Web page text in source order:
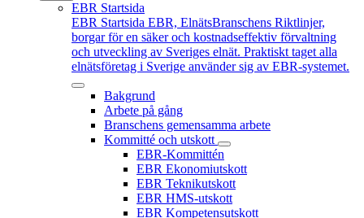
EBR Startsida
EBR Startsida EBR, ElnätsBranschens Riktlinjer,
borgar för en säker och kostnadseffektiv förvaltning
och utveckling av Sveriges elnät. Praktiskt taget alla
elnätsföretag i Sverige använder sig av EBR-systemet.
Bakgrund
Arbete på gång
Branschens gemensamma arbete
Kommitté och utskott
EBR-Kommittén
EBR Ekonomiutskott
EBR Teknikutskott
EBR HMS-utskott
EBR Kompetensutskott